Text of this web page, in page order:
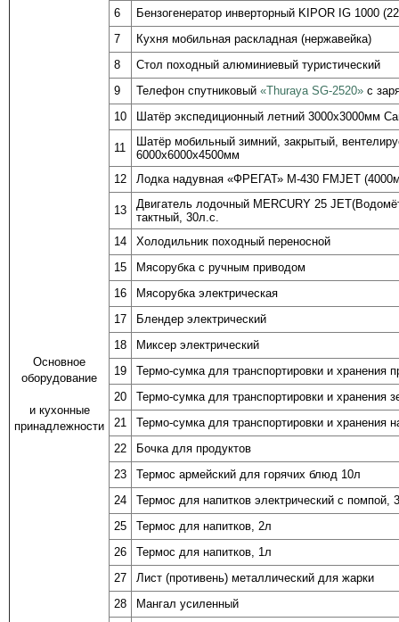
Основное
оборудование
и кухонные
принадлежности
6
Бензогенератор инверторный KIPOR IG 1000
7
Кухня мобильная раскладная (нержавейка)
8
Стол походный алюминиевый туристический
9
Телефон спутниковый «Thuraya SG-2520» с
10
Шатёр экспедиционный летний 3000х3000мм
11
Шатёр мобильный зимний, закрытый,
6000х6000х4500мм
12
Лодка надувная «ФРЕГАТ» М-430 FMJET
13 Двигатель лодочный MERCURY 25 JET
тактный, 30л.с.
14
Холодильник походный переносной
15
Мясорубка с ручным приводом
16
Мясорубка электрическая
17
Блендер электрический
18
Миксер электрический
19
Термо-сумка для транспортировки и хранения
20
Термо-сумка для транспортировки и хранения
21
Термо-сумка для транспортировки и хранения
22
Бочка для продуктов
23
Термос армейский для горячих блюд 10л
24
Термос для напитков электрический с помпой,
25
Термос для напитков, 2л
26
Термос для напитков, 1л
27
Лист (противень) металлический для жарки
28
Мангал усиленный